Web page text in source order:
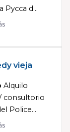
Pycca d...
vieja
Alquilo
consultorio
Police...